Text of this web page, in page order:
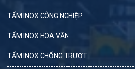
TẤM INOX CÔNG NGHIỆP
TẤM INOX HOA VĂN
TẤM INOX CHỐNG TRƯỢT